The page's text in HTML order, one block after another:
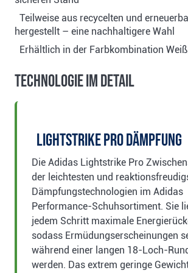
Teilweise aus recycelten und
hergestellt – eine nachhaltigere Wahl
Erhältlich in der Farbkombination
Technologie im Detail
Lightstrike Pro Dämpfung
Die Adidas Lightstrike Pro
der leichtesten und
Dämpfungstechnologien im Adidas
Performance-Schuhsortiment. Sie
jedem Schritt maximale
sodass Ermüdungserscheinungen
während einer langen 18-Loch-
werden. Das extrem geringe